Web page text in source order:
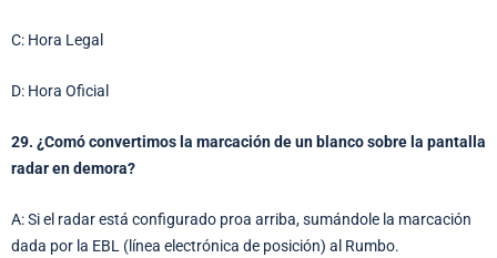
C: Hora Legal
D: Hora Oficial
29. ¿Comó convertimos la marcación de un blanco sobre la pantalla
radar en demora?
A: Si el radar está configurado proa arriba, sumándole la marcación
dada por la EBL (línea electrónica de posición) al Rumbo.